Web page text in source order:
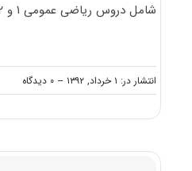
شامل دروس ریاضی عمومی ۱ و ۲ ، دینامیک جو و مدل
انتشار در: ۱ خرداد, ۱۳۹۲ -- ۰ دیدگاه
on
دانلود
۹۲